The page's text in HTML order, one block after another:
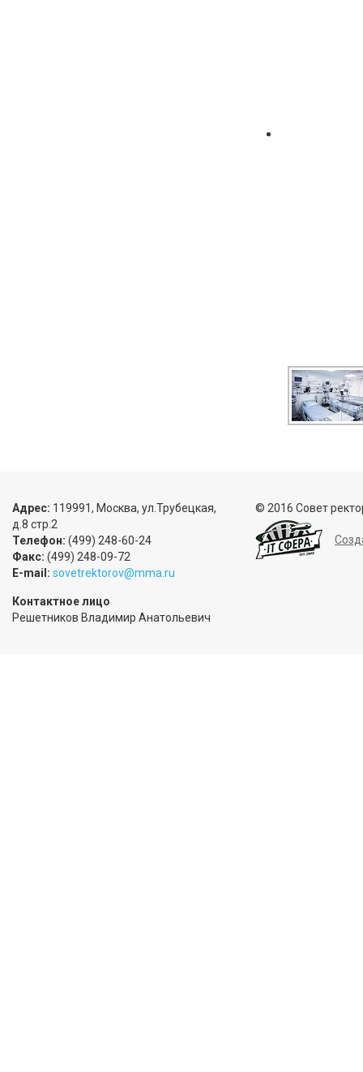
Адрес: 119991, Москва, ул.Трубецкая,
д.8 стр.2
Телефон: (499) 248-60-24
Факс: (499) 248-09-72
E-mail: sovetrektorov@mma.ru
Контактное лицо
Решетников Владимир Анатольевич
© 2016 Совет